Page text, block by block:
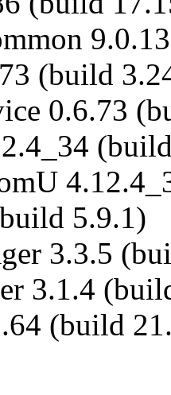
(build
0.6.73
5.9.1)
3.3.5
3.1.4
(build